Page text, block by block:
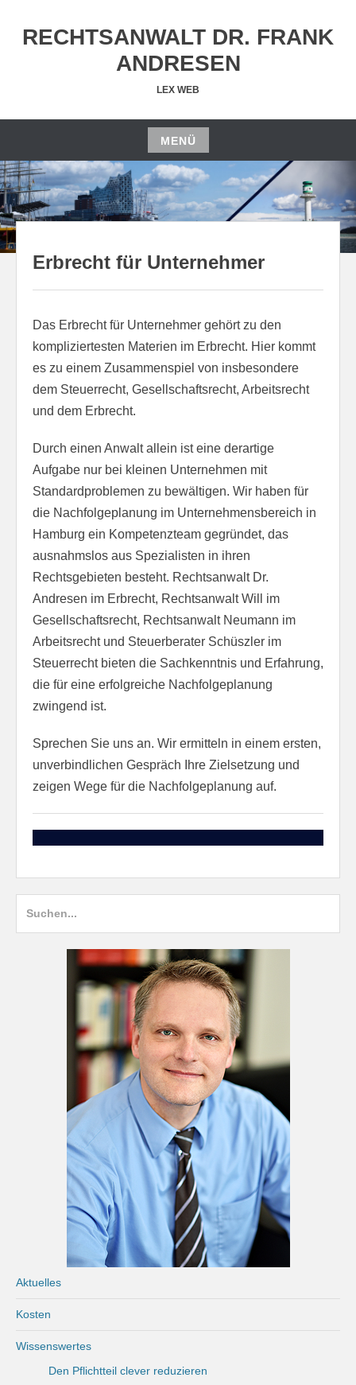
InhaltRECHTSANWALT DR. FRANK
ANDRESEN
LEX WEB
MENÜ
Zum
Inhalt
springen
Erbrecht für Unternehmer
Das Erbrecht für Unternehmer gehört zu den
kompliziertesten Materien im Erbrecht. Hier kommt
es zu einem Zusammenspiel von insbesondere
dem Steuerrecht, Gesellschaftsrecht, Arbeitsrecht
und dem Erbrecht.
Durch einen Anwalt allein ist eine derartige
Aufgabe nur bei kleinen Unternehmen mit
Standardproblemen zu bewältigen. Wir haben für
die Nachfolgeplanung im Unternehmensbereich in
Hamburg ein Kompetenzteam gegründet, das
ausnahmslos aus Spezialisten in ihren
Rechtsgebieten besteht. Rechtsanwalt Dr.
Andresen im Erbrecht, Rechtsanwalt Will im
Gesellschaftsrecht, Rechtsanwalt Neumann im
Arbeitsrecht und Steuerberater Schüszler im
Steuerrecht bieten die Sachkenntnis und Erfahrung,
die für eine erfolgreiche Nachfolgeplanung
zwingend ist.
Sprechen Sie uns an. Wir ermitteln in einem ersten,
unverbindlichen Gespräch Ihre Zielsetzung und
zeigen Wege für die Nachfolgeplanung auf.
Aktuelles
Kosten
Wissenswertes
Den Pflichtteil clever reduzieren